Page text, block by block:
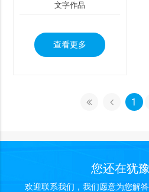
文字作品
查看更多
1
您还在犹
欢迎联系我们，我们愿意为您解